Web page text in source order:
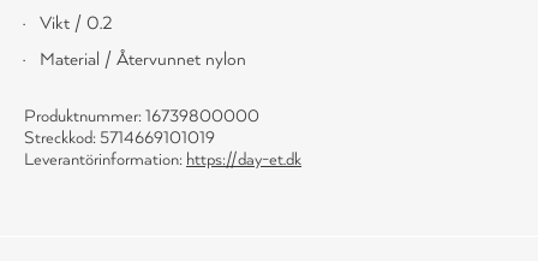
Vikt / 0.2
Material / Återvunnet nylon
Produktnummer: 16739800000
Streckkod: 5714669101019
Leverantörinformation: https://day-et.dk